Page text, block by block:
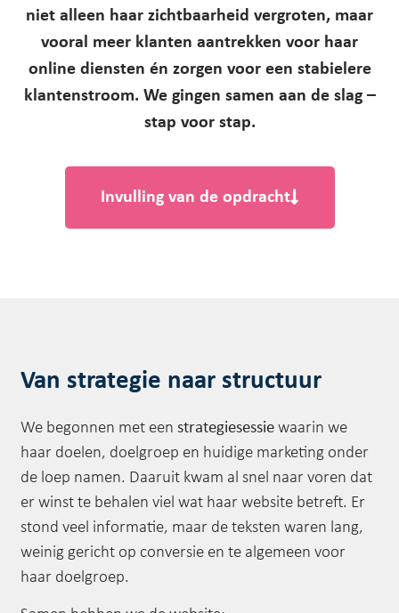
niet alleen haar zichtbaarheid vergroten, maar
vooral meer klanten aantrekken voor haar
online diensten én zorgen voor een stabielere
klantenstroom. We gingen samen aan de slag –
stap voor stap.
Invulling van de opdracht
Van strategie naar structuur
We begonnen met eenstrategiesessie waarin we
haar doelen, doelgroep en huidige marketing onder
de loep namen. Daaruit kwam al snel naar voren dat
er winst te behalen viel wat haar website betreft. Er
stond veel informatie, maar de teksten waren lang,
weinig gericht op conversie en te algemeen voor
haar doelgroep.